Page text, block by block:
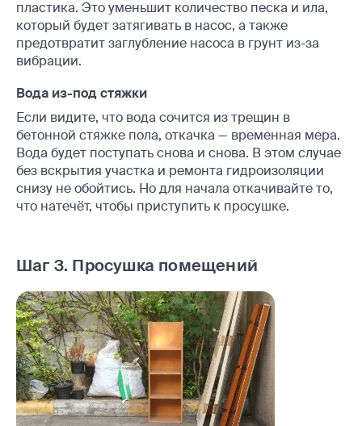
пластика. Это уменьшит количество песка и ила,
который будет затягивать в насос, а также
предотвратит заглубление насоса в грунт из-за
вибрации.
Вода из-под стяжки
Если видите, что вода сочится из трещин в
бетонной стяжке пола, откачка — временная мера.
Вода будет поступать снова и снова. В этом случае
без вскрытия участка и ремонта гидроизоляции
снизу не обойтись. Но для начала откачивайте то,
что натечёт, чтобы приступить к просушке.
Шаг 3. Просушка помещений